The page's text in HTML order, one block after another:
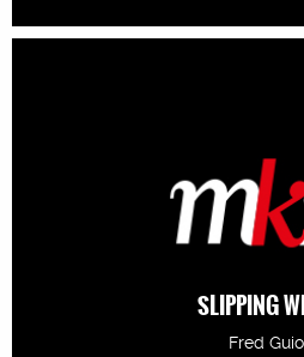
SLIPPING
Fred